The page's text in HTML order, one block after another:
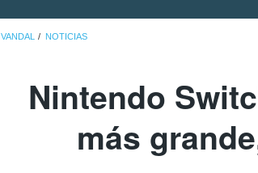
VANDAL NOTICIAS
Nintendo
más